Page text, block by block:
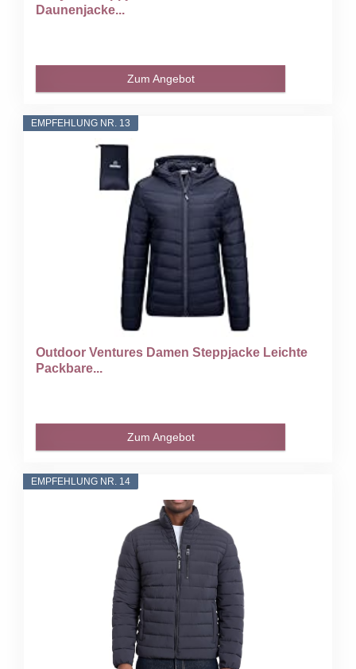
Daunenjacke...
Zum Angebot
EMPFEHLUNG NR. 13
Outdoor Ventures Damen Steppjacke Leichte
Packbare...
Zum Angebot
EMPFEHLUNG NR. 14